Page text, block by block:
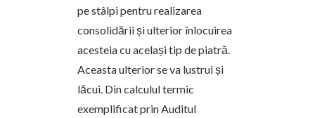
pe stâlpi pentru realizarea
consolidării și ulterior înlocuirea
acesteia cu același tip de piatră.
Aceasta ulterior se va lustrui și
lăcui. Din calculul termic
exemplificat prin Auditul